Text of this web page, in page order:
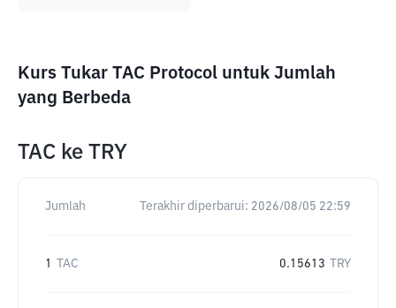
Kurs Tukar TAC Protocol untuk Jumlah
yang Berbeda
TAC ke TRY
Jumlah Terakhir diperbarui: 2026/08/05 22:59
1 TAC 0.15613 TRY